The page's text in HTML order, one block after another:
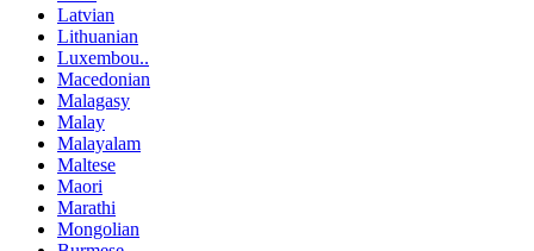
Latvian
Lithuanian
Luxembou..
Macedonian
Malagasy
Malay
Malayalam
Maltese
Maori
Marathi
Mongolian